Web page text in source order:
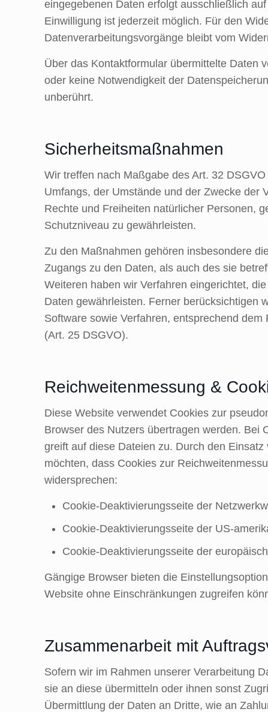
eingegebenen Daten erfolgt ausschließlich
Einwilligung ist jederzeit möglich. Für den
Datenverarbeitungsvorgänge bleibt vom
Über das Kontaktformular übermittelte Daten
oder keine Notwendigkeit der
unberührt.
Sicherheitsmaßnahmen
Wir treffen nach Maßgabe des Art. 32
Umfangs, der Umstände und der Zwecke der
Rechte und Freiheiten natürlicher Personen,
Schutzniveau zu gewährleisten.
Zu den Maßnahmen gehören insbesondere
Zugangs zu den Daten, als auch des sie
Weiteren haben wir Verfahren eingerichtet,
Daten gewährleisten. Ferner berücksichtigen
Software sowie Verfahren, entsprechend
(Art. 25 DSGVO).
Reichweitenmessung &
Diese Website verwendet Cookies zur
Browser des Nutzers übertragen werden. Bei
greift auf diese Dateien zu. Durch den
möchten, dass Cookies zur
widersprechen:
Cookie-Deaktivierungsseite der
Cookie-Deaktivierungsseite der US-
Cookie-Deaktivierungsseite der
Gängige Browser bieten die
Website ohne Einschränkungen zugreifen
Zusammenarbeit mit
Sofern wir im Rahmen unserer Verarbeitung
sie an diese übermitteln oder ihnen sonst
Übermittlung der Daten an Dritte, wie an